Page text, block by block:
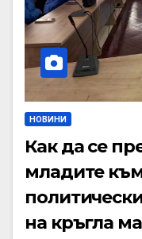
НОВИНИ
Как да се
младите към
на кръгла